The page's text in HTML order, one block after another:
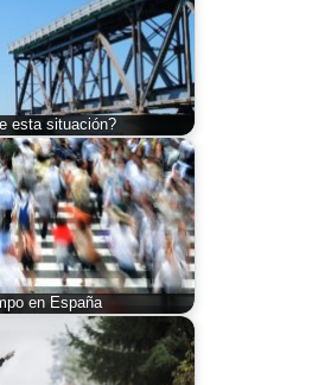
esta situación?
en España